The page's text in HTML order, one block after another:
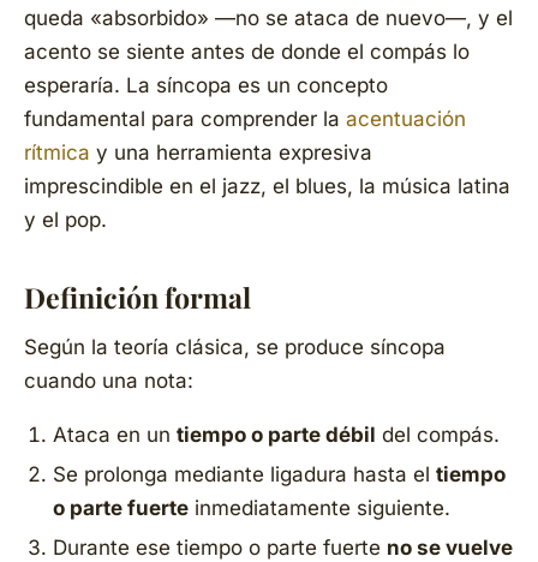
queda «absorbido» —no se ataca de nuevo—, y el
acento se siente antes de donde el compás lo
esperaría. La síncopa es un concepto
fundamental para comprender la acentuación
rítmica y una herramienta expresiva
imprescindible en el jazz, el blues, la música latina
y el pop.
Definición formal
Según la teoría clásica, se produce síncopa
cuando una nota:
Ataca en un tiempo o parte débil del compás.
Se prolonga mediante ligadura hasta el tiempo
o parte fuerteinmediatamente siguiente.
Durante ese tiempo o parte fuerte no se vuelve